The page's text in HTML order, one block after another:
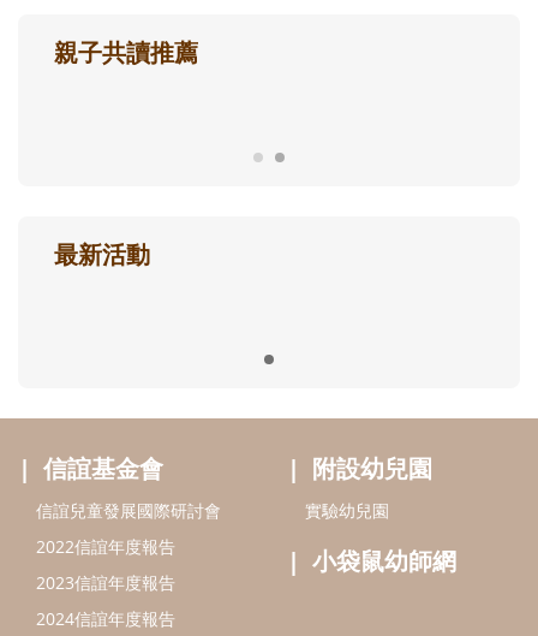
親子共讀推薦
最新活動
信誼基金會
信誼兒童發展國際研討會
2022信誼年度報告
2023信誼年度報告
2024信誼年度報告
附設幼兒園
實驗幼兒園
小袋鼠幼師網